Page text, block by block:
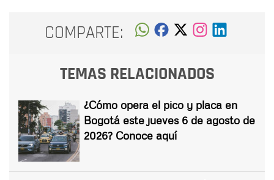
COMPARTE:
TEMAS RELACIONADOS
¿Cómo opera el pico y placa en
Bogotá este jueves 6 de agosto de
2026? Conoce aquí